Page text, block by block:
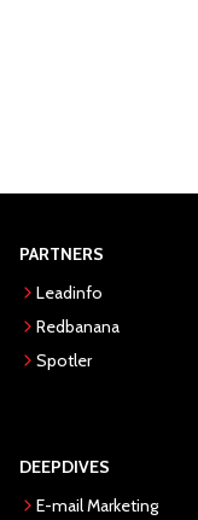
PARTNERS
Leadinfo
Redbanana
Spotler
DEEPDIVES
E-mail Marketing